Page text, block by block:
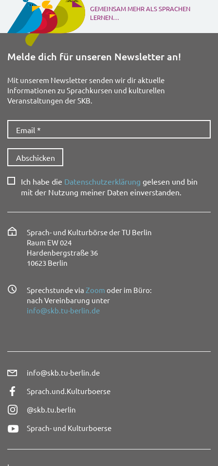
GEMEINSAM MEHR ALS SPRACHEN
LERNEN…
Melde dich für unseren Newsletter an!
Mit unserem Newsletter senden wir dir aktuelle
Informationen zu Sprachkursen und kulturellen
Veranstaltungen der SKB.
Ich habe die Datenschutzerklärung gelesen und bin
mit der Nutzung meiner Daten einverstanden.
Sprach- und Kulturbörse der TU Berlin
Raum EW 024
Hardenbergstraße 36
10623 Berlin
Sprechstunde via Zoom oder im Büro:
nach Vereinbarung unter
info@skb.tu-berlin.de
info@skb.tu-berlin.de
Sprach.und.Kulturboerse
@skb.tu.berlin
Sprach- und Kulturboerse